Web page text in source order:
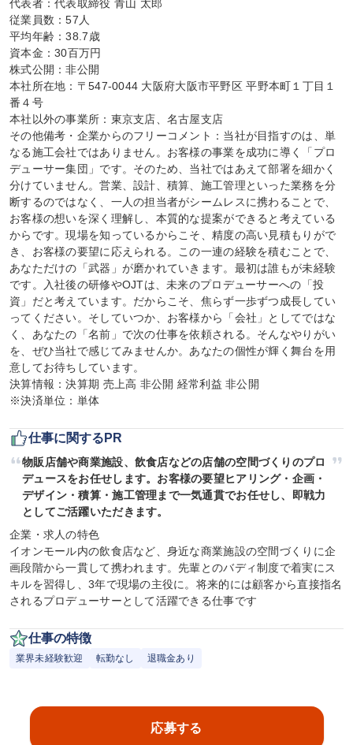
代表者：代表取締役 青山 太郎
従業員数：57人
平均年齢：38.7歳
資本金：30百万円
株式公開：非公開
本社所在地：〒547-0044 大阪府大阪市平野区 平野本町１丁目１
番４号
本社以外の事業所：東京支店、名古屋支店
その他備考・企業からのフリーコメント：当社が目指すのは、単
なる施工会社ではありません。お客様の事業を成功に導く「プロ
デューサー集団」です。そのため、当社ではあえて部署を細かく
分けていません。営業、設計、積算、施工管理といった業務を分
断するのではなく、一人の担当者がシームレスに携わることで、
お客様の想いを深く理解し、本質的な提案ができると考えている
からです。現場を知っているからこそ、精度の高い見積もりがで
き、お客様の要望に応えられる。この一連の経験を積むことで、
あなただけの「武器」が磨かれていきます。最初は誰もが未経験
です。入社後の研修やOJTは、未来のプロデューサーへの「投
資」だと考えています。だからこそ、焦らず一歩ずつ成長してい
ってください。そしていつか、お客様から「会社」としてではな
く、あなたの「名前」で次の仕事を依頼される。そんなやりがい
を、ぜひ当社で感じてみませんか。あなたの個性が輝く舞台を用
意してお待ちしています。
決算情報：決算期 売上高 非公開 経常利益 非公開
※決済単位：単体
仕事に関するPR
物販店舗や商業施設、飲食店などの店舗の空間づくりのプロ
デュースをお任せします。お客様の要望ヒアリング・企画・
デザイン・積算・施工管理まで一気通貫でお任せし、即戦力
としてご活躍いただきます。
企業・求人の特色
イオンモール内の飲食店など、身近な商業施設の空間づくりに企
画段階から一貫して携われます。先輩とのバディ制度で着実にス
キルを習得し、3年で現場の主役に。将来的には顧客から直接指名
されるプロデューサーとして活躍できる仕事です
仕事の特徴
業界未経験歓迎 転勤なし 退職金あり
応募する